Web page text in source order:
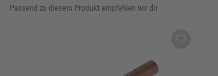
Passend zu diesem Produkt empfehlen wir dir